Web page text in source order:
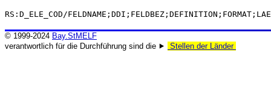
RS:D_ELE_COD/
© 1999-2024 Bay.StMELF
verantwortlich für die Durchführung sind die ⯈
Stellen der Länder